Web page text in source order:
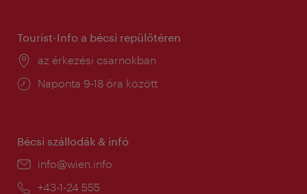
Tourist-Info a bécsi repülőtéren
Helyszín:
az érkezési csarnokban
Nyitva
Naponta 9-18 óra között
Bécsi szállodák & infó
E-
info@wien.info
Telefon:
+43-1-24 555